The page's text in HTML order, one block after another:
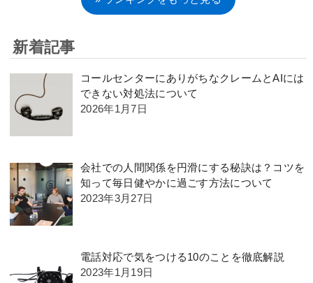
新着記事
コールセンターにありがちなクレームとAIには
できない対処法について
2026年1月7日
会社での人間関係を円滑にする秘訣は？コツを
知って毎日健やかに過ごす方法について
2023年3月27日
電話対応で気をつける10のことを徹底解説
2023年1月19日